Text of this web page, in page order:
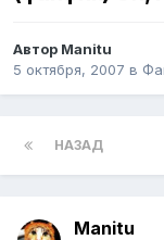
Автор Manitu
5 октября, 2007 в
НАЗАД
Manitu